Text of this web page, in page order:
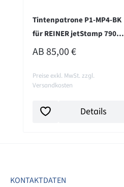
Tintenpatrone P1-MP4-BK
für REINER jetStamp 790MP
und 990 - schwarz
REGULÄRER PREIS:
AB85,00 €
Preise exkl. MwSt. zzgl.
Versandkosten
Details
KONTAKTDATEN